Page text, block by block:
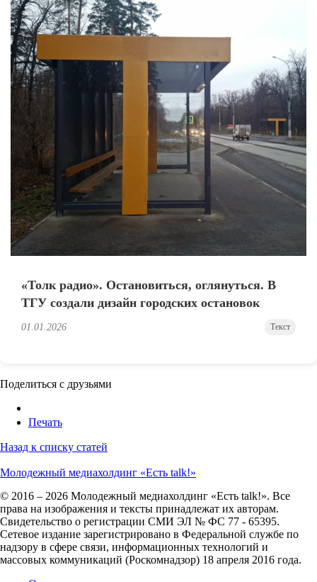
«Толк радио». Остановиться, оглянуться. В
ТГУ создали дизайн городских остановок
01.01.2026 Текст
Поделиться с друзьями
Печать
Назад к списку статей
Молодежный медиахолдинг «Есть talk!»
© 2016 – 2026 Молодежный медиахолдинг «Есть talk!». Все
права на изображения и тексты принадлежат их авторам.
Свидетельство о регистрации СМИ ЭЛ № ФС 77 - 65395.
Сетевое издание зарегистрировано в Федеральной службе по
надзору в сфере связи, информационных технологий и
массовых коммуникаций (Роскомнадзор) 18 апреля 2016 года.